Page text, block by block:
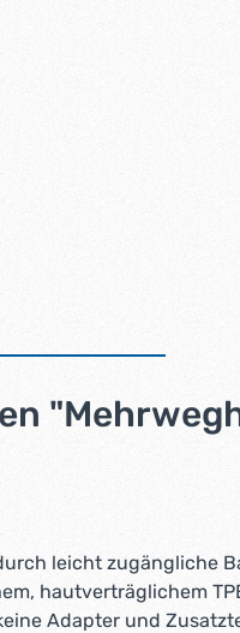
leicht zugängliche
hautverträglichem
Adapter und